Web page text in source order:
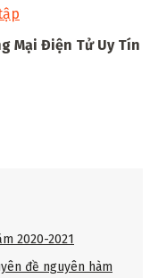
Mại Điện Tử Uy Tín
2020-2021
đề nguyên hàm